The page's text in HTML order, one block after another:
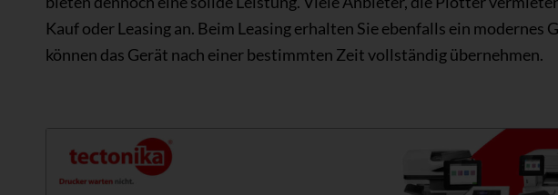
Kauf oder Leasing an. Beim Leasing erhalten Sie ebenfalls ein
können das Gerät nach einer bestimmten Zeit vollständig übernehmen.